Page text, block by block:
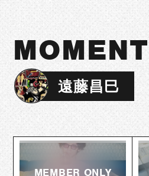
MOMENT
遠藤昌巳